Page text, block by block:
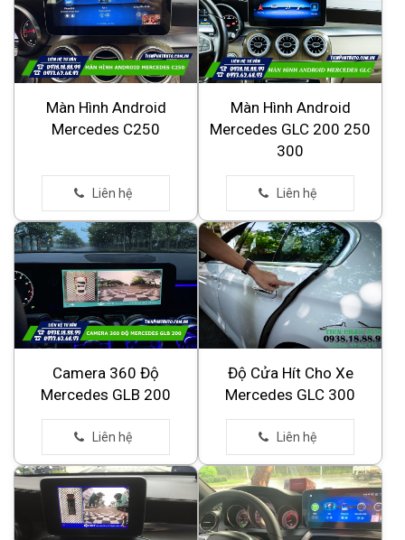
Màn Hình Android
Mercedes C250
Màn Hình Android
Mercedes GLC 200 250
300
Camera 360 Độ
Mercedes GLB 200
Độ Cửa Hít Cho Xe
Mercedes GLC 300